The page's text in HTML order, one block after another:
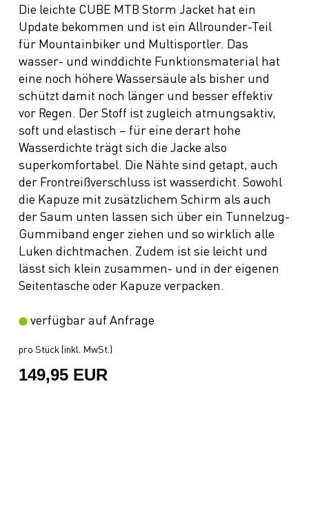
Die leichte CUBE MTB Storm Jacket hat ein
Update bekommen und ist ein Allrounder-Teil
für Mountainbiker und Multisportler. Das
wasser- und winddichte Funktionsmaterial hat
eine noch höhere Wassersäule als bisher und
schützt damit noch länger und besser effektiv
vor Regen. Der Stoff ist zugleich atmungsaktiv,
soft und elastisch – für eine derart hohe
Wasserdichte trägt sich die Jacke also
superkomfortabel. Die Nähte sind getapt, auch
der Frontreißverschluss ist wasserdicht. Sowohl
die Kapuze mit zusätzlichem Schirm als auch
der Saum unten lassen sich über ein Tunnelzug-
Gummiband enger ziehen und so wirklich alle
Luken dichtmachen. Zudem ist sie leicht und
lässt sich klein zusammen- und in der eigenen
Seitentasche oder Kapuze verpacken.
verfügbar auf Anfrage
pro Stück (inkl. MwSt.)
149,95 EUR